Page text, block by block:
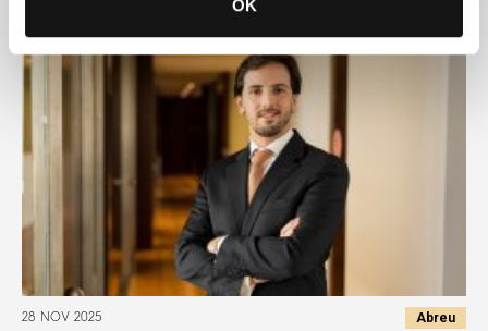
OK
28 NOV 2025 Abreu